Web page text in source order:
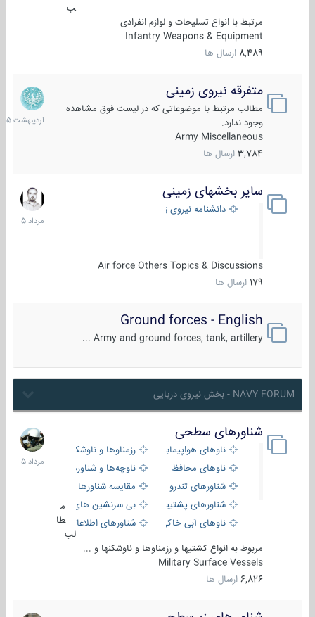
ب
مرتبط با انواع تسلیحات و لوازم انفرادی
Infantry Weapons & Equipment
8,489 ارسال ها
متفرقه نیروی زمینی
مطالب مرتبط با موضوعاتی که در لیست فوق مشاهده
وجود ندارد.
Army Miscellaneous
3,784 ارسال ها
27
1405
سایر بخشهای زمینی
دانشنامه نیروی زمینی
Air force Others Topics & Discussions
179 ارسال ها
9
مرداد
1405
Ground forces - English
Army and ground forces, tank, artillery ...
NAVY FORUM - بخش نیروی دریایی
شناورهای سطحی
ناوهای هواپیمابر و بالگرد بررزمناوها و ناوشکن‌ها
ناوهای محافظ
ناوچه‌ها و شناورهای گشتی
شناورهای تندرو
مقایسه شناورها
شناورهای پشتیبانی
بی سرنشین های دریایی
ناوهای آبی خاکی و نیروبرشناورهای اطلاعاتی و جاسوسی
طا
لب
مربوط به انواع کشتیها و رزمناوها و ناوشکنها و ...
Military Surface Vessels
6,826 ارسال ها
2
مرداد
1405